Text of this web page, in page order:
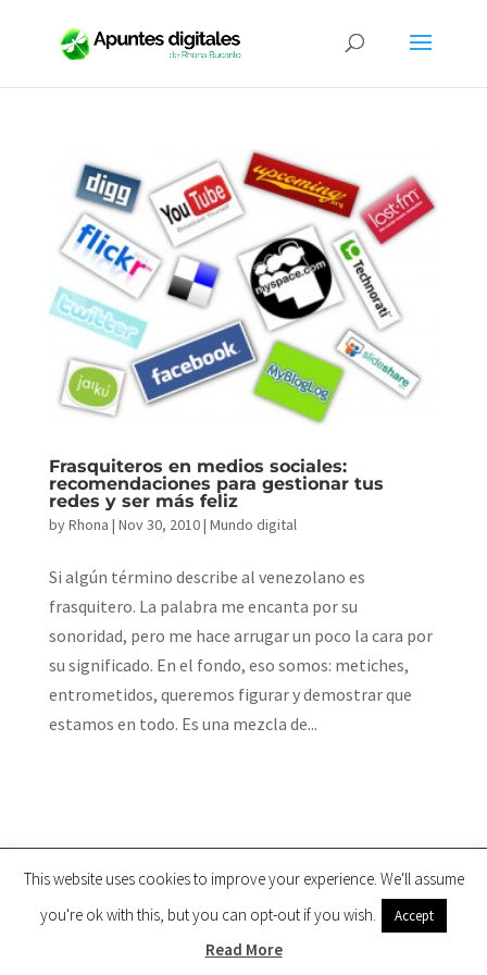
Frasquiteros en medios sociales:
recomendaciones para gestionar tus
redes y ser más feliz
byRhona | Nov 30, 2010| Mundo digital
Si algún término describe al venezolano es
frasquitero. La palabra me encanta por su
sonoridad, pero me hace arrugar un poco la cara por
su significado. En el fondo, eso somos: metiches,
entrometidos, queremos figurar y demostrar que
estamos en todo. Es una mezcla de...
Copyright ©2002 - Rhona Bucarito todos los derechos
reservados | Powered by:
This website uses cookies to improve your experience. We'll assume
you're ok with this, but you can opt-out if you wish.
Accept
Read More